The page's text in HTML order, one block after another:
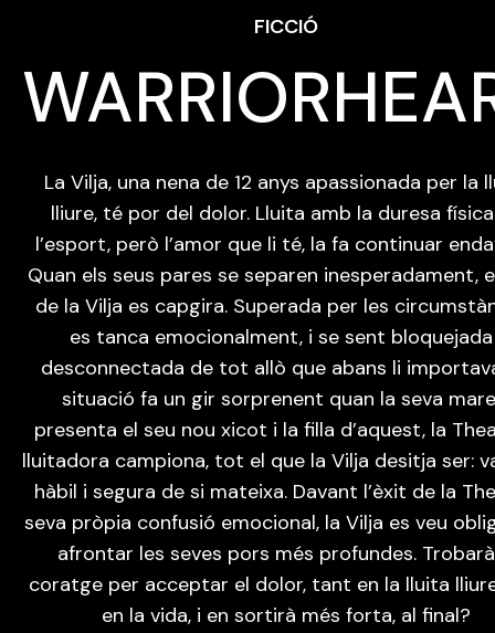
FICCIÓ
La Vilja, una nena de 12 anys apassionada per la
lliure, té por del dolor. Lluita amb la duresa
l’esport, però l’amor que li té, la fa continuar
Quan els seus pares se separen inesperadament,
de la Vilja es capgira. Superada per les
es tanca emocionalment, i se sent
desconnectada de tot allò que abans li
situació fa un gir sorprenent quan la seva
presenta el seu nou xicot i la filla d’aquest, la
lluitadora campiona, tot el que la Vilja desitja ser:
hàbil i segura de si mateixa. Davant l’èxit de la
seva pròpia confusió emocional, la Vilja es veu
afrontar les seves pors més profundes.
coratge per acceptar el dolor, tant en la lluita
en la vida, i en sortirà més forta, al final?